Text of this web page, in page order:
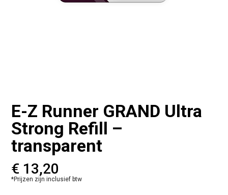
E-Z Runner GRAND Ultra
Strong Refill –
transparent
€ 13,20
*Prijzen zijn inclusief btw